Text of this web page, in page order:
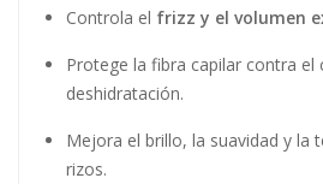
Controla el frizz y el volumen
Protege la fibra capilar contra el
deshidratación.
Mejora el brillo, la suavidad y la
rizos.